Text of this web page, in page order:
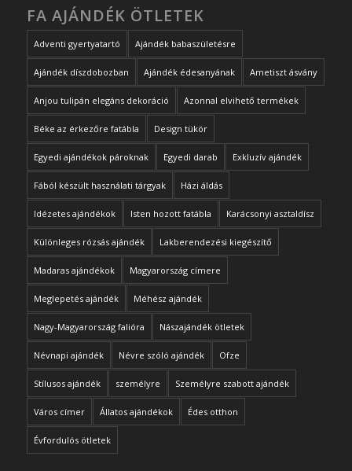
FA AJÁNDÉK ÖTLETEK
Adventi gyertyatartó Ajándék babaszületésre
Ajándék díszdobozban Ajándék édesanyának Ametiszt ásvány
Anjou tulipán elegáns dekoráció Azonnal elvihető termékek
Béke az érkezőre fatábla Design tükör
Egyedi ajándékok pároknak Egyedi darab Exkluzív ajándék
Fából készült használati tárgyak Házi áldás
Idézetes ajándékok Isten hozott fatábla Karácsonyi asztaldísz
Különleges rózsás ajándék Lakberendezési kiegészítő
Madaras ajándékok Magyarország címere
Meglepetés ajándék Méhész ajándék
Nagy-Magyarország falióra Nászajándék ötletek
Névnapi ajándék Névre szóló ajándék Ofze
Stílusos ajándék személyre Személyre szabott ajándék
Város címer Állatos ajándékok Édes otthon
Évfordulós ötletek